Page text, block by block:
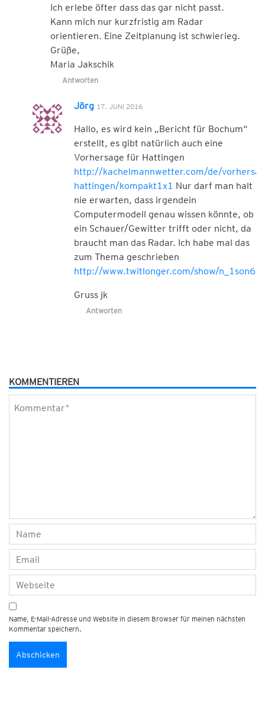
Ich erlebe öfter dass das gar nicht passt.
Kann mich nur kurzfristig am Radar
orientieren. Eine Zeitplanung ist schwierieg.
Grüße,
Maria Jakschik
Antworten
Jörg 17. JUNI 2016
Hallo, es wird kein „Bericht für Bochum“
erstellt, es gibt natürlich auch eine
Vorhersage für Hattingen
http://kachelmannwetter.com/de/
hattingen/kompakt1x1 Nur darf man halt
nie erwarten, dass irgendein
Computermodell genau wissen könnte, ob
ein Schauer/Gewitter trifft oder nicht, da
braucht man das Radar. Ich habe mal das
zum Thema geschrieben
http://www.twitlonger.com/show/n_1son6s3
Gruss jk
Antworten
KOMMENTIEREN
Name, E-Mail-Adresse und Website in diesem Browser für meinen nächsten
Kommentar speichern.